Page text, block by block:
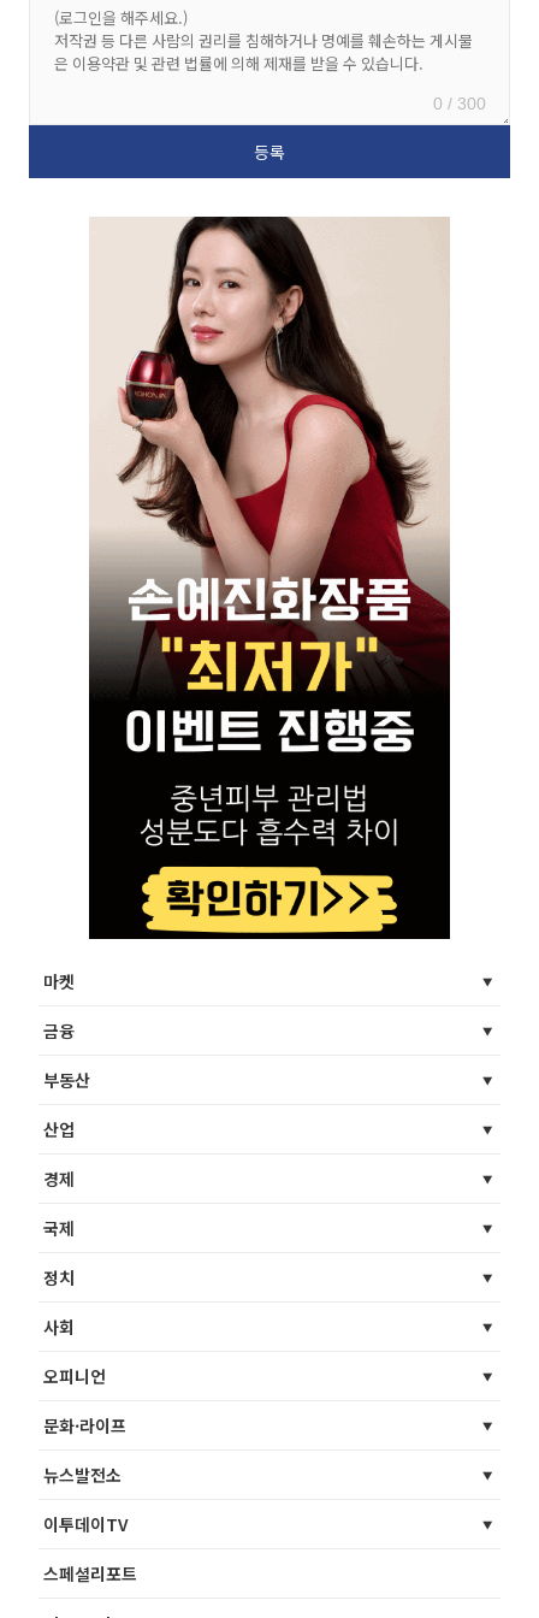
0 / 300
마켓
금융
부동산
산업
경제
국제
정치
사회
오피니언
문화·라이프
뉴스발전소
이투데이TV
스페셜리포트